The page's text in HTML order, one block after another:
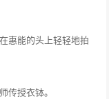
惠能的头上轻轻地拍
传授衣钵。